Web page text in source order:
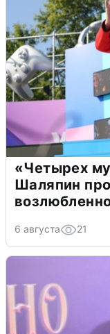
«Четырех
Шаляпин
6 августа 21